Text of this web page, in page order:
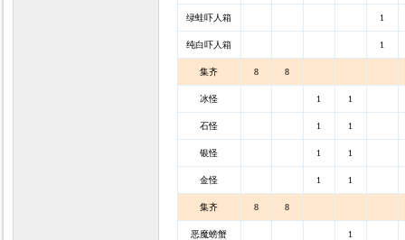
绿蛙吓人箱 1
纯白吓人箱 1
集齐 8 8
冰怪 1 1
石怪 1 1
银怪 1 1
金怪 1 1
集齐 8 8
恶魔螃蟹 1